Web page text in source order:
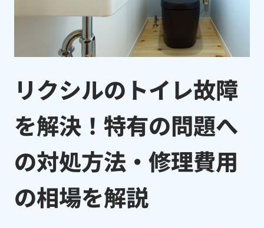
リクシルのトイレ故障
を解決！特有の問題へ
の対処方法・修理費用
の相場を解説